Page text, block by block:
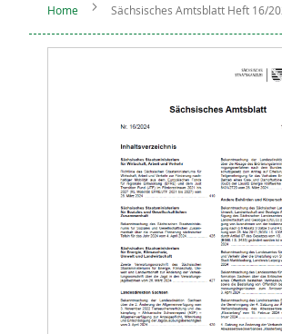
Home Sächsisches Amtsblatt Heft 16/